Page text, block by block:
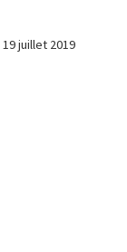
19 juillet 2019